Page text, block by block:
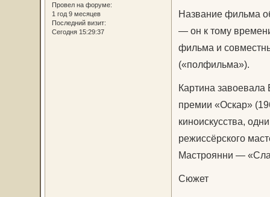
Провел на форуме:
1 год 9 месяцев
Последний визит:
Сегодня 15:29:37
Название фильма
— он к тому
фильма и
(«полфильма»).
Картина
премии «Оскар»
киноискусства,
режиссёрского
Мастроянни —
Сюжет